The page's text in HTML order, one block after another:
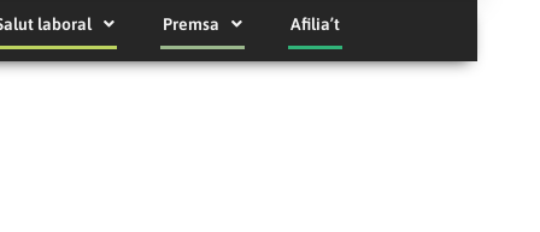
laboral Premsa Afilia’t